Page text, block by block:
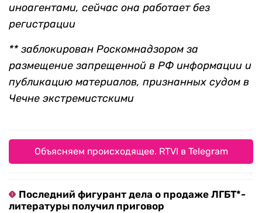
иноагентами, сейчас она работает без
регистрации
** заблокирован Роскомнадзором за
размещение запрещенной в РФ информации и
публикацию материалов, признанных судом в
Чечне экстремистскими
Объясняем происходящее. RTVI в Telegram
Последний фигурант дела о продаже ЛГБТ*-
литературы получил приговор